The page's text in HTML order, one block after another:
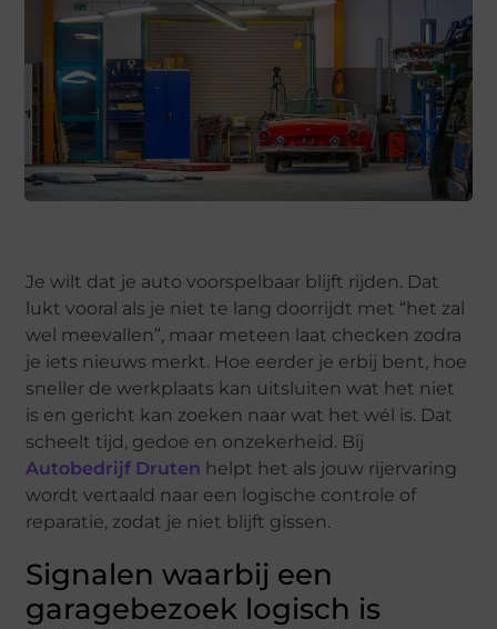
Je wilt dat je auto voorspelbaar blijft rijden. Dat
lukt vooral als je niet te lang doorrijdt met “het zal
wel meevallen”, maar meteen laat checken zodra
je iets nieuws merkt. Hoe eerder je erbij bent, hoe
sneller de werkplaats kan uitsluiten wat het niet
is en gericht kan zoeken naar wat het wél is. Dat
scheelt tijd, gedoe en onzekerheid. Bij
Autobedrijf Druten helpt het als jouw rijervaring
wordt vertaald naar een logische controle of
reparatie, zodat je niet blijft gissen.
Signalen waarbij een
garagebezoek logisch is